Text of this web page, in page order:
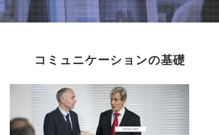
事例紹介
資料ダウンロード
パートナー募集
コミュニケーションの基礎